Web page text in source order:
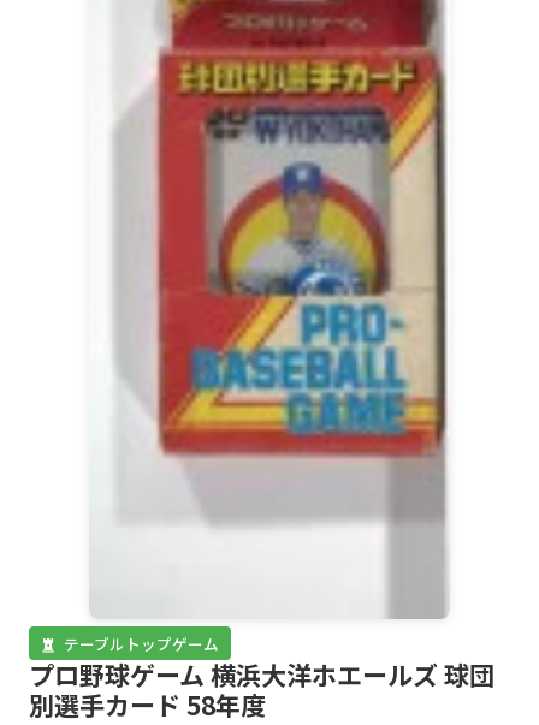
テーブルトップゲーム
プロ野球ゲーム 横浜大洋ホエールズ 球団
別選手カード 58年度